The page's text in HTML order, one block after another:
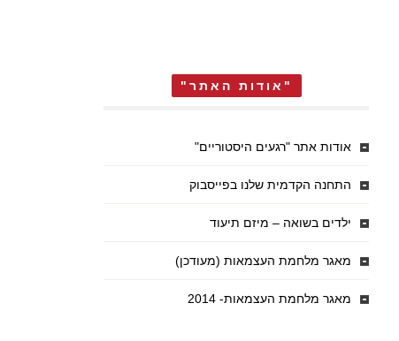
"אודות האתר"
אודות אתר "רגעים היסטוריים"
התחנה הקדמית שלנו בפייסבוק
ילדים בשואה – מיזם תיעוד
מאגר מלחמת העצמאות (מעודכן)
מאגר מלחמת העצמאות- 2014